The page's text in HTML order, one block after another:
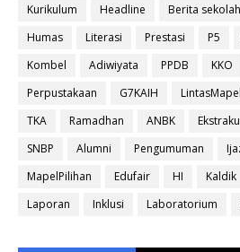
Kurikulum Headline Berita sekolah
Humas
Literasi Prestasi P5
Kombel
Adiwiyata PPDB KKO
Perpustakaan
G7KAIH LintasMapel
TKA
Ramadhan ANBK
SNBP
Alumni Pengumuman
MapelPilihan
Edufair HI Kaldik
Laporan
Inklusi Laboratorium